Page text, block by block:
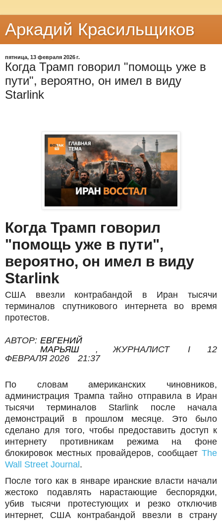
Аркадий Красильщиков
пятница, 13 февраля 2026 г.
Когда Трамп говорил "помощь уже в
пути", вероятно, он имел в виду
Starlink
Когда Трамп говорил
"помощь уже в пути",
вероятно, он имел в виду
Starlink
США ввезли контрабандой в Иран тысячи
терминалов спутникового интернета во время
протестов.
АВТОР: ЕВГЕНИЙ
МАРЬЯШ
, ЖУРНАЛИСТ I
12
ФЕВРАЛЯ 2026
21:37
По словам американских чиновников,
администрация Трампа тайно отправила в Иран
тысячи терминалов Starlink после начала
демонстраций в прошлом месяце. Это было
сделано для того, чтобы предоставить доступ к
интернету противникам режима на фоне
блокировок местных провайдеров, сообщает The
Wall Street Journal .
После того как в январе иранские власти начали
жестоко подавлять нарастающие беспорядки,
убив тысячи протестующих и резко отключив
интернет, США контрабандой ввезли в страну